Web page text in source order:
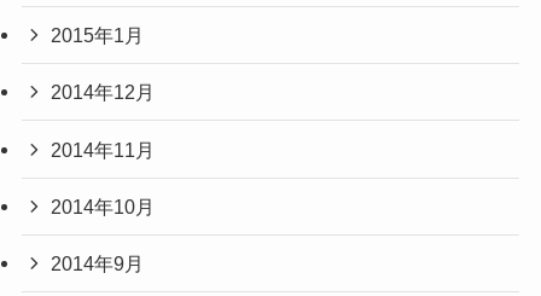
2015年1月
2014年12月
2014年11月
2014年10月
2014年9月